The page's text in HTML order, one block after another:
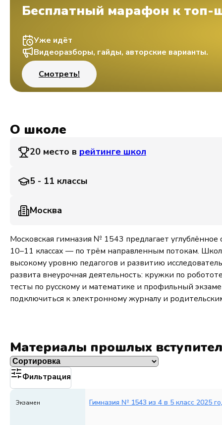
Бесплатный марафон к топ-
Уже идёт
Видеоразборы, гайды, авторские варианты.
Смотреть!
О школе
20 место в рейтинге школ
5 - 11 классы
Москва
Московская гимназия № 1543 предлагает
10–11 классах — по трём направленным потокам.
высокому уровню педагогов и развитию
развита внеурочная деятельность: кружки по
тесты по русскому и математике и профильный
подключиться к электронному журналу и
Материалы прошлых
Фильтрация
Экзамен Гимназия № 1543 из 4 в 5 класс 2025